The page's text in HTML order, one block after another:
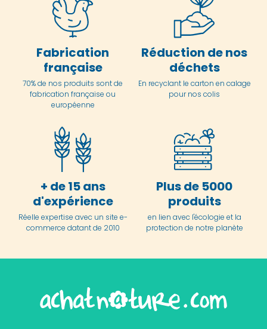
Fabrication
française
70% de nos produits sont de
fabrication française ou
européenne
Réduction de nos
déchets
En recyclant le carton en calage
pour nos colis
+ de 15 ans
d'expérience
Réelle expertise avec un site e-
commerce datant de 2010
Plus de 5000
produits
en lien avec l'écologie et la
protection de notre planète